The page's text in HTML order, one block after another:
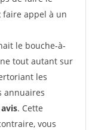
appel à un
le bouche-à-
tout autant sur
les
annuaires
. Cette
vous